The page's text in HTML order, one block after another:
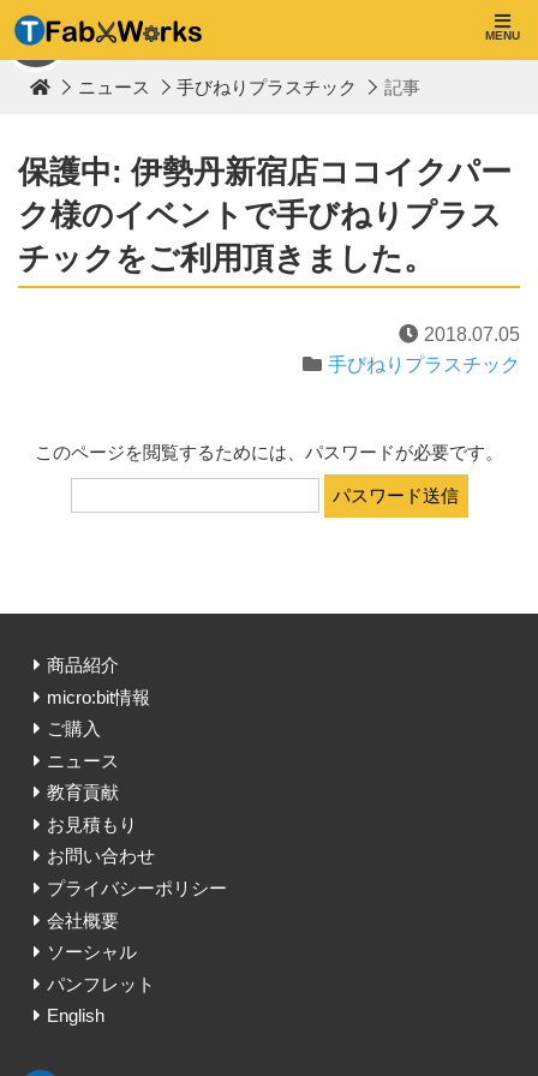
TOP
a
W
s
MENU
ニュース 手びねりプラスチック 記事
保護中: 伊勢丹新宿店ココイクパー
ク様のイベントで手びねりプラス
チックをご利用頂きました。
2018.07.05
手びねりプラスチック
このページを閲覧するためには、パスワードが必要です。
商品紹介
micro:bit情報
ご購入
ニュース
教育貢献
お見積もり
お問い合わせ
プライバシーポリシー
会社概要
ソーシャル
パンフレット
English